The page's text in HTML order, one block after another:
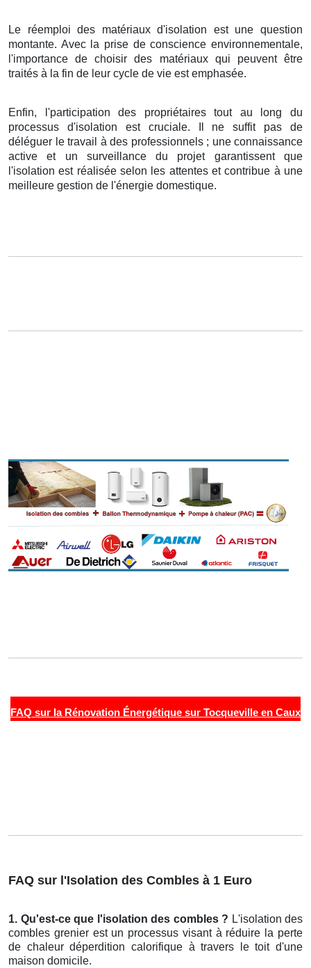
Le réemploi des matériaux d'isolation est une question
montante. Avec la prise de conscience environnementale,
l'importance de choisir des matériaux qui peuvent être
traités à la fin de leur cycle de vie est emphasée.
Enfin, l'participation des propriétaires tout au long du
processus d'isolation est cruciale. Il ne suffit pas de
déléguer le travail à des professionnels ; une connaissance
active et un surveillance du projet garantissent que
l'isolation est réalisée selon les attentes et contribue à une
meilleure gestion de l'énergie domestique.
FAQ sur la Rénovation Énergétique sur Tocqueville en Caux
FAQ sur l'Isolation des Combles à 1 Euro
1. Qu'est-ce que l'isolation des combles ? L'isolation des
combles grenier est un processus visant à réduire la perte
de chaleur déperdition calorifique à travers le toit d'une
maison domicile.